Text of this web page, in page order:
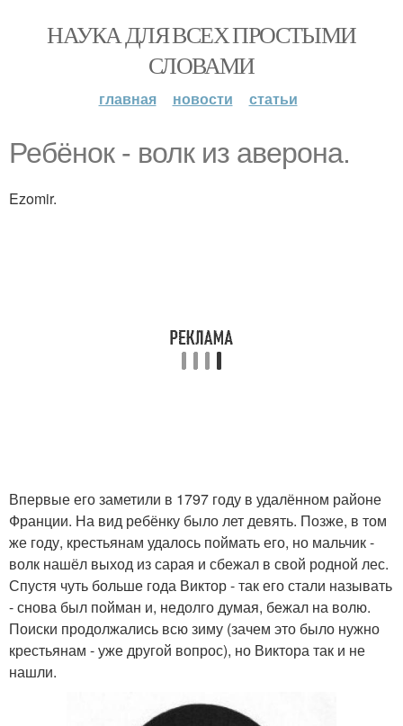
НАУКА ДЛЯ ВСЕХ ПРОСТЫМИ
СЛОВАМИ
главная новости статьи
Ребёнок - волк из аверона.
Ezomir.
Впервые его заметили в 1797 году в удалённом районе
Франции. На вид ребёнку было лет девять. Позже, в том
же году, крестьянам удалось поймать его, но мальчик -
волк нашёл выход из сарая и сбежал в свой родной лес.
Спустя чуть больше года Виктор - так его стали называть
- снова был пойман и, недолго думая, бежал на волю.
Поиски продолжались всю зиму (зачем это было нужно
крестьянам - уже другой вопрос), но Виктора так и не
нашли.